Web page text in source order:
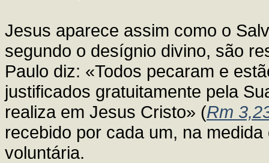
Jesus aparece assim como o
segundo o desígnio divino, são
Paulo diz: «Todos pecaram e
justificados gratuitamente pela
realiza em Jesus Cristo» (Rm
recebido por cada um, na
voluntária.